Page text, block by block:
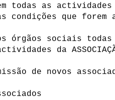
as actividades
condições que forem
órgãos sociais todas
da
de novos